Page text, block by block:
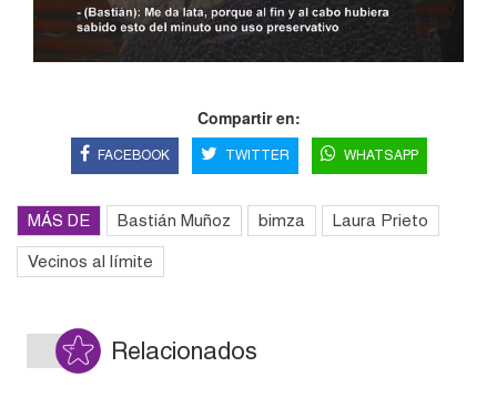
Compartir en:
FACEBOOK TWITTER WHATSAPP
MÁS DE Bastián Muñoz bimza Laura Prieto
Vecinos al límite
Relacionados